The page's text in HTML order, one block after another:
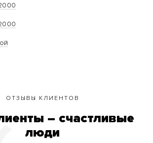
ОТЗЫВЫ КЛИЕНТОВ
– счастливые
люди